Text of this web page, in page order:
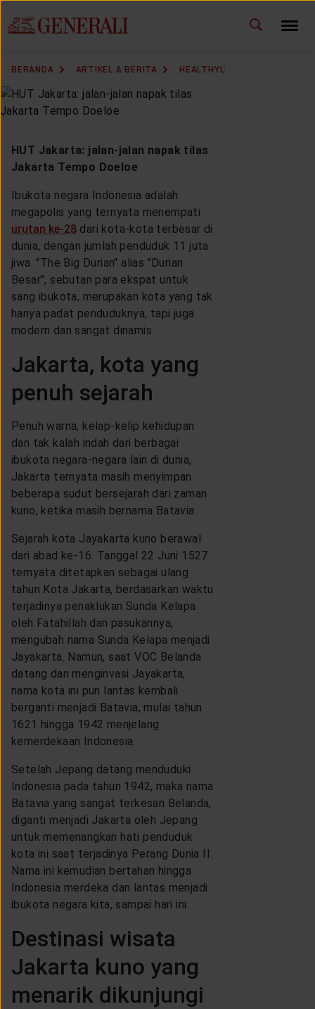
BERANDA ARTIKEL & BERITA HEALTHYLIVING
HUT Jakarta: jalan-jalan napak tilas
Jakarta Tempo Doeloe
Ibukota negara Indonesia adalah
megapolis yang ternyata menempati
urutan ke-28 dari kota-kota terbesar di
dunia, dengan jumlah penduduk 11 juta
jiwa. "The Big Durian" alias "Durian
Besar", sebutan para ekspat untuk
sang ibukota, merupakan kota yang tak
hanya padat penduduknya, tapi juga
modern dan sangat dinamis.
Jakarta, kota yang
penuh sejarah
Penuh warna, kelap-kelip kehidupan
dan tak kalah indah dari berbagai
ibukota negara-negara lain di dunia,
Jakarta ternyata masih menyimpan
beberapa sudut bersejarah dari zaman
kuno, ketika masih bernama Batavia.
Sejarah kota Jayakarta kuno berawal
dari abad ke-16. Tanggal 22 Juni 1527
ternyata ditetapkan sebagai ulang
tahun Kota Jakarta, berdasarkan waktu
terjadinya penaklukan Sunda Kelapa
oleh Fatahillah dan pasukannya,
mengubah nama Sunda Kelapa menjadi
Jayakarta. Namun, saat VOC Belanda
datang dan menginvasi Jayakarta,
nama kota ini pun lantas kembali
berganti menjadi Batavia, mulai tahun
1621 hingga 1942 menjelang
kemerdekaan Indonesia.
Setelah Jepang datang menduduki
Indonesia pada tahun 1942, maka nama
Batavia yang sangat terkesan Belanda,
diganti menjadi Jakarta oleh Jepang
untuk memenangkan hati penduduk
kota ini saat terjadinya Perang Dunia II.
Nama ini kemudian bertahan hingga
Indonesia merdeka dan lantas menjadi
ibukota negara kita, sampai hari ini.
Destinasi wisata
Jakarta kuno yang
menarik dikunjungi
GANTI BAHASA
KANTOR PEMASARAN
TEMUKAN AGEN
SOLUSI KAMI
LAYANAN NASABAH
ARTIKEL DAN BERITA
ACARA
KEAGENAN